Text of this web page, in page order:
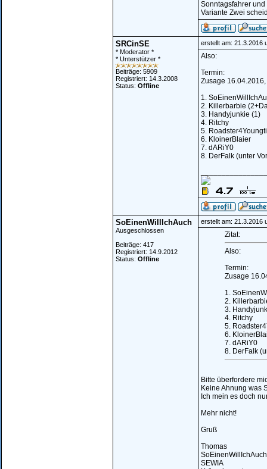
Sonntagsfahrer und
Variante Zwei
SRCinSE
* Moderator *
* Unterstützer *
Beiträge: 5909
Registriert: 14.3.2008
Status: Offline
erstellt am: 21.3.2016
Also:
Termin:
Zusage
1.
2. Killerbarbie
3. Handyjunkie (1)
4. Ritchy
5.
6. KloinerBlaier
7. dARiY0
8. DerFalk (unter
SoEinenWillIchAuch
Ausgeschlossen
Beiträge: 417
Registriert: 14.9.2012
Status: Offline
erstellt am: 21.3.2016
Zitat:
Also:
Termin:
Zusage
1.
2.
3.
4. Ritchy
5.
6.
7. dARiY0
8. DerFalk
Bitte überfordere
Keine Ahnung was
Ich mein es doch
Mehr nicht!
Gruß
Thomas
SoEinenWillIchAuch
SEWIA